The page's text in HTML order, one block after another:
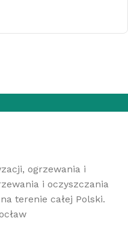
ogrzewania i
i oczyszczania
terenie całej Polski.